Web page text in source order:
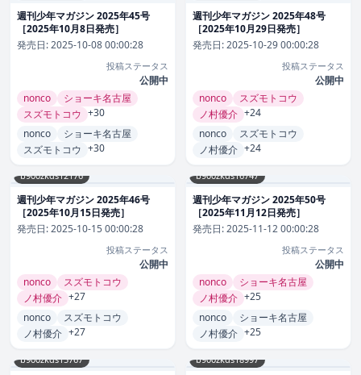
週刊少年マガジン 2025年45号
［2025年10月8日発売］
発売日:2025-10-08 00:00:28
投稿ステータス
公開中
nonco
ショーキ名古屋
スズモトコウ +30
nonco
ショーキ名古屋
スズモトコウ +30
週刊少年マガジン 2025年48号
［2025年10月29日発売］
発売日:2025-10-29 00:00:28
投稿ステータス
公開中
nonco
スズモトコウ
ノ村優介 +24
nonco
スズモトコウ
ノ村優介 +24
b900zkds12176
週刊少年マガジン 2025年46号
［2025年10月15日発売］
発売日:2025-10-15 00:00:28
投稿ステータス
公開中
nonco
スズモトコウ
ノ村優介 +27
nonco
スズモトコウ
ノ村優介 +27
b900zkds16747
週刊少年マガジン 2025年50号
［2025年11月12日発売］
発売日:2025-11-12 00:00:28
投稿ステータス
公開中
nonco
ショーキ名古屋
ノ村優介 +25
nonco
ショーキ名古屋
ノ村優介 +25
b900zkds15767 b900zkds18997